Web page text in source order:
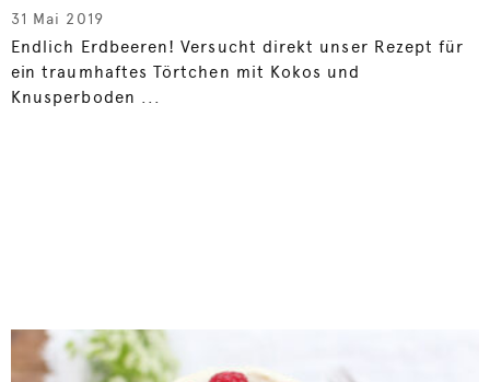
31 Mai 2019
Endlich Erdbeeren! Versucht direkt unser Rezept für
ein traumhaftes Törtchen mit Kokos und
Knusperboden ...